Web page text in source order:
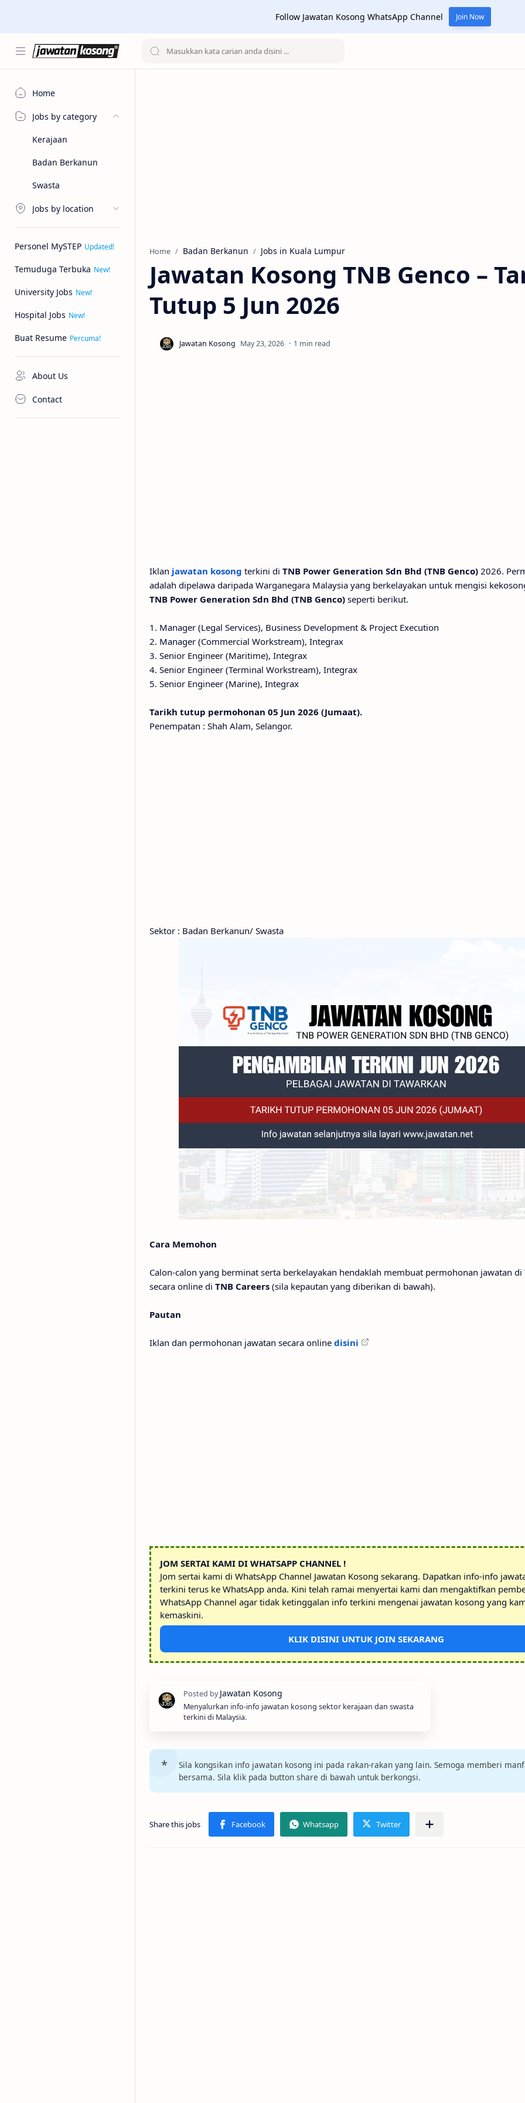
Follow Jawatan Kosong WhatsApp Channel Join Now
Home
Jobs by category
Kerajaan
Badan Berkanun
Swasta
Jobs by location
Personel MySTEP
Temuduga Terbuka
University Jobs
Hospital Jobs
Buat Resume
About Us
Contact
Home Badan Berkanun Jobs in Kuala Lumpur
Jawatan Kosong TNB Genco –
Tutup 5 Jun 2026
1 min read
Iklan jawatan kosong terkini di TNB Power Generation Sdn Bhd (TNB Genco) 2026.
adalah dipelawa daripada Warganegara Malaysia yang berkelayakan untuk mengisi
TNB Power Generation Sdn Bhd (TNB Genco) seperti berikut.
1. Manager (Legal Services), Business Development & Project Execution
2. Manager (Commercial Workstream), Integrax
3. Senior Engineer (Maritime), Integrax
4. Senior Engineer (Terminal Workstream), Integrax
5. Senior Engineer (Marine), Integrax
Tarikh tutup permohonan 05 Jun 2026 (Jumaat).
Penempatan : Shah Alam, Selangor.
Sektor : Badan Berkanun/ Swasta
Cara Memohon
Calon-calon yang berminat serta berkelayakan hendaklah membuat permohonan jawatan di
secara online di TNB Careers (sila kepautan yang diberikan di bawah).
Pautan
Iklan dan permohonan jawatan secara online disini
JOM SERTAI KAMI DI WHATSAPP CHANNEL !
Jom sertai kami di WhatsApp Channel Jawatan Kosong sekarang. Dapatkan info-info
terkini terus ke WhatsApp anda. Kini telah ramai menyertai kami dan mengaktifkan
WhatsApp Channel agar tidak ketinggalan info terkini mengenai jawatan kosong yang
kemaskini.
KLIK DISINI UNTUK JOIN SEKARANG
Menyalurkan info-info jawatan kosong sektor kerajaan dan swasta
terkini di Malaysia.
Sila kongsikan info jawatan kosong ini pada rakan-rakan yang lain. Semoga memberi
bersama. Sila klik pada button share di bawah untuk berkongsi.